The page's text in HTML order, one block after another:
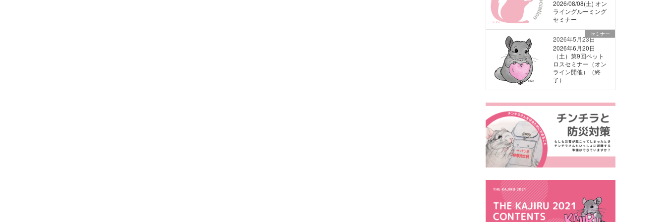
2026/08/08(土) オン
ライングルーミング
セミナー
2026年5月23日
セミナー
2026年6月20日
（土）第9回ペット
ロスセミナー（オン
ライン開催）（終
了）